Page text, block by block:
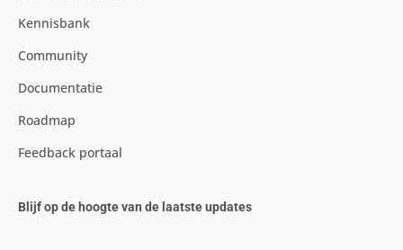
Kennisbank
Community
Documentatie
Roadmap
Feedback portaal
Blijf op de hoogte van de laatste updates